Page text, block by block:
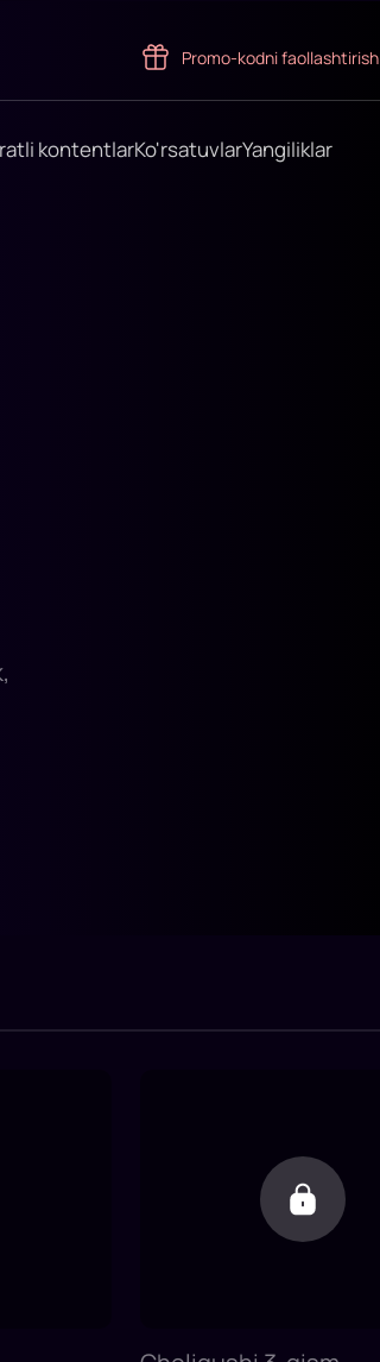
Promo-kodni faollashtirish
kontentlarKo'rsatuvlarYangiliklar